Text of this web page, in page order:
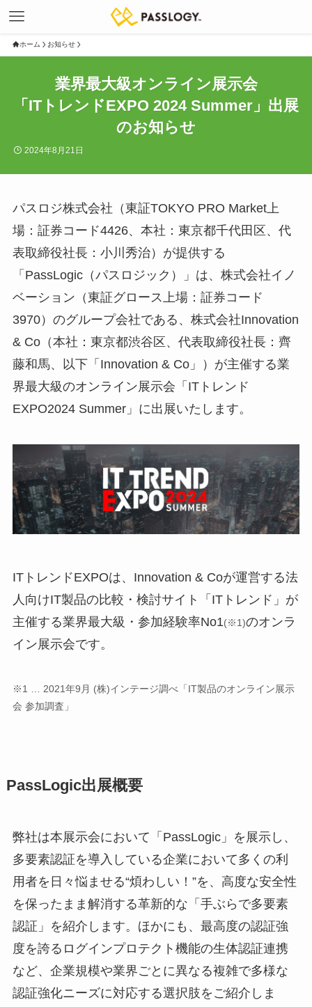
ホーム お知らせ
業界最大級オンライン展示会
「ITトレンドEXPO 2024 Summer」出展
のお知らせ
2024年8月21日
パスロジ株式会社（東証TOKYO PRO Market上
場：証券コード4426、本社：東京都千代田区、代
表取締役社長：小川秀治）が提供する
「PassLogic（パスロジック）」は、株式会社イノ
ベーション（東証グロース上場：証券コード
3970）のグループ会社である、株式会社Innovation
& Co（本社：東京都渋谷区、代表取締役社長：齊
藤和馬、以下「Innovation & Co」）が主催する業
界最大級のオンライン展示会「ITトレンド
EXPO2024 Summer」に出展いたします。
ITトレンドEXPOは、Innovation & Coが運営する法
人向けIT製品の比較・検討サイト「ITトレンド」が
主催する業界最大級・参加経験率No1(※1)のオンラ
イン展示会です。
※1 … 2021年9月 (株)インテージ調べ「IT製品のオンライン展示
会 参加調査」
PassLogic出展概要
弊社は本展示会において「PassLogic」を展示し、
多要素認証を導入している企業において多くの利
用者を日々悩ませる“煩わしい！”を、高度な安全性
を保ったまま解消する革新的な「手ぶらで多要素
認証」を紹介します。ほかにも、最高度の認証強
度を誇るログインプロテクト機能の生体認証連携
など、企業規模や業界ごとに異なる複雑で多様な
認証強化ニーズに対応する選択肢をご紹介しま